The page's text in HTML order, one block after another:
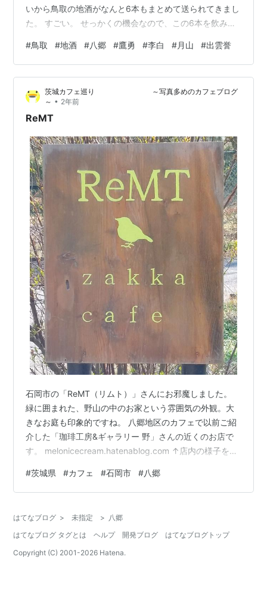
いから鳥取の地酒がなんと6本もまとめて送られてきまし
た。 すごい。 せっかくの機会なので、この6本を飲み比
介します！ 第6位：鷹勇 純米濁り酒 最初に紹介するの
は、大谷酒造の「鷹勇（たかいさみ） 純米濁り酒」で
す。 本来日本酒はもろみを越して清酒とするのですが、
その時に粗めに越してやるとこういう「濁り酒」となり
ます。 米粒や麹が残っているので白く濁り、そのため甘
口のものが多いにごり酒。しかしこ…
#鳥取 #地酒 #八郷 #鷹勇 #李白 #月山 #出雲誉
茨城カフェ巡り ～写真多めのカフェブログ
～ • 2年前
ReMT
石岡市の「ReMT（リムト）」さんにお邪魔しました。
緑に囲まれた、野山の中のお家という雰囲気の外観。大
きなお庭も印象的ですね。 八郷地区のカフェで以前ご紹
介した「珈琲工房&ギャラリー 野」さんの近くのお店で
す。 melonicecream.hatenablog.com ↑店内の様子を続
間。 ブックカフェとしての顔もあり、小説を中心に書籍
がずらり。 窓からは外の緑が目に入ります。 八郷地区の
がらお茶ができそうなお店ばかりですね。 ↑レモンケー
キとたんぽぽコーヒーを注文。 たんぽぽコーヒーは実
際…
#茨城県 #カフェ #石岡市 #八郷
はてなブログ > 未指定 > 八郷
はてなブログ タグとは
ヘルプ 開発ブログ
はてなブログトップ
Copyright (C) 2001-2026 Hatena.